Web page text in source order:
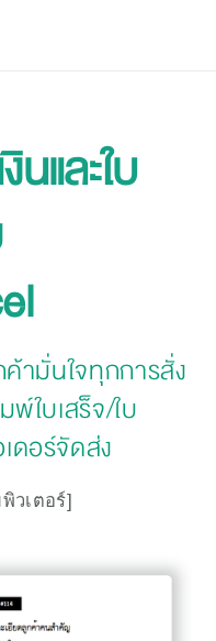
และใบ
ามั่นใจทุกการสั่ง
ใบเสร็จ/ใบ
ดอร์จัดส่ง
วเตอร์]